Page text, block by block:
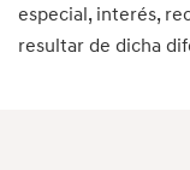
especial, interés,
resultar de dicha